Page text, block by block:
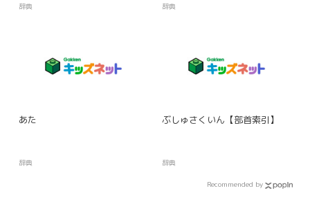
辞典 辞典
あた
辞典
ぶしゅさくいん【部首索引】
辞典
Recommended by